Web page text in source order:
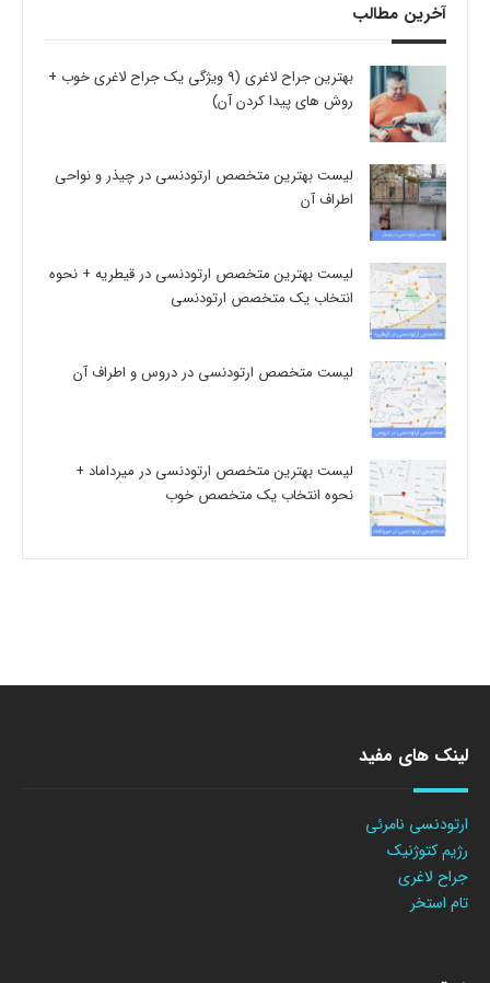
آخرین مطالب
بهترین جراح لاغری (9 ویژگی یک جراح لاغری خوب +
روش های پیدا کردن آن)
لیست بهترین متخصص ارتودنسی در چیذر و نواحی
اطراف آن
لیست بهترین متخصص ارتودنسی در قیطریه + نحوه
انتخاب یک متخصص ارتودنسی
لیست متخصص ارتودنسی در دروس و اطراف آن
لیست بهترین متخصص ارتودنسی در میرداماد +
نحوه انتخاب یک متخصص خوب
لینک های مفید
ارتودنسی نامرئی
رژیم کتوژنیک
جراح لاغری
تام استخر